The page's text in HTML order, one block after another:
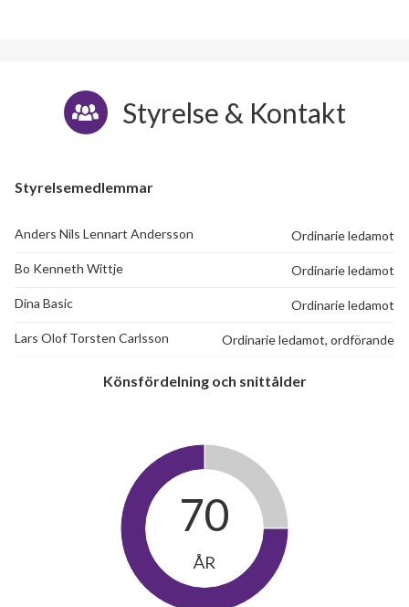
Styrelse & Kontakt
Styrelsemedlemmar
Anders Nils Lennart Andersson Ordinarie ledamot
Bo Kenneth Wittje Ordinarie ledamot
Dina Basic Ordinarie ledamot
Lars Olof Torsten Carlsson Ordinarie ledamot, ordförande
Könsfördelning och snittålder
70
ÅR